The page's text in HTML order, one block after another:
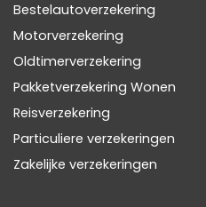
Bestelautoverzekering
Motorverzekering
Oldtimerverzekering
Pakketverzekering Wonen
Reisverzekering
Particuliere verzekeringen
Zakelijke verzekeringen